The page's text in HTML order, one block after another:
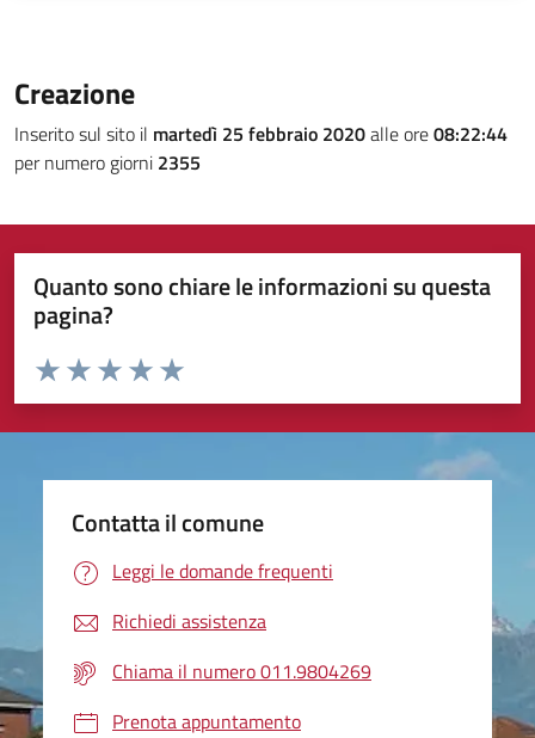
Creazione
Inserito sul sito il martedì 25 febbraio 2020alle ore08:22:44
per numero giorni 2355
Quanto sono chiare le informazioni su questa
pagina?
Valuta da 1 a 5 stelle la pagina
Valuta 5 stelle su 5
Valuta 4 stelle su 5
Valuta 3 stelle su 5
Valuta 2 stelle su 5
Valuta 1 stelle su 5
Contatta il comune
Leggi le domande frequenti
Richiedi assistenza
Chiama il numero 011.9804269
Prenota appuntamento